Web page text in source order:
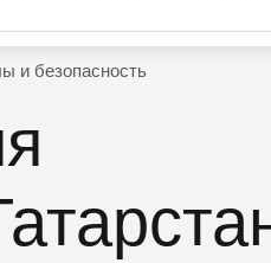
и безопасность